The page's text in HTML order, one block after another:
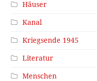
Häuser
Kanal
Kriegsende 1945
Literatur
Menschen